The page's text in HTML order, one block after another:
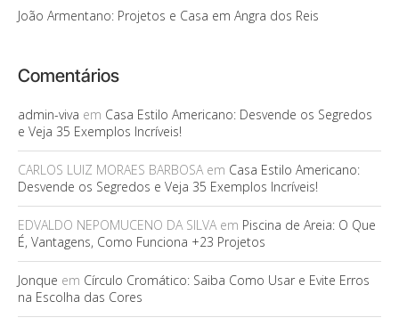
João Armentano: Projetos e Casa em Angra dos Reis
Comentários
admin-viva em Casa Estilo Americano: Desvende os Segredos
e Veja 35 Exemplos Incríveis!
CARLOS LUIZ MORAES BARBOSAem Casa Estilo Americano:
Desvende os Segredos e Veja 35 Exemplos Incríveis!
EDVALDO NEPOMUCENO DA SILVAem Piscina de Areia: O Que
É, Vantagens, Como Funciona +23 Projetos
Jonque em Círculo Cromático: Saiba Como Usar e Evite Erros
na Escolha das Cores